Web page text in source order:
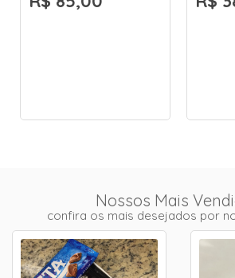
Nossos Mais
confira os mais desejados por